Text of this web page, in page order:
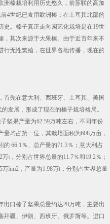
洲榛栽培利用历史悠久，前苏联的高加
4世纪已食用欧洲榛；在土耳其北部的
史。榛子真正走向园艺化栽培是在19世
，其次来源于大果榛。由于近百年来不
行无性繁殖，在世界各地传播，现在的
先在意大利、西班牙、土耳其、美国
发展，形成了现在的榛子栽培格局。
坚果产量为62.59万吨左右，不同年份
均占第一位，其栽培面积为608万亩，
66.1％、总产量的71.3％；意大利占
t，分别占世界总量的11.7％和19.2％；
hm2，产量为1.98万t，分别占世界总量
口榛子坚果总量约达20万吨，主要出
拜疆、伊朗、西班牙、俄罗斯等。进口